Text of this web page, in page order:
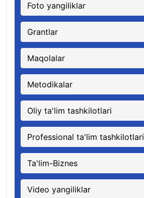
Foto yangiliklar
Grantlar
Maqolalar
Metodikalar
Oliy ta'lim tashkilotlari
Professional ta'lim tashkilotlari
Ta'lim-Biznes
Video yangiliklar